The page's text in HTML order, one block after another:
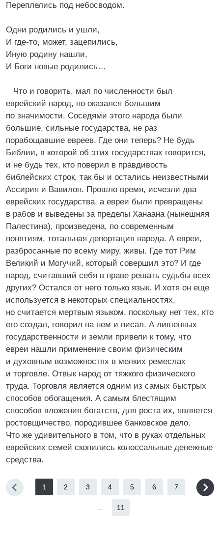
Переплелись под небосводом.
Одни родились и ушли,
И где-то, может, зацепились,
Иную родину нашли,
И Боги новые родились…
Что и говорить, мал по численности был
еврейский народ, но оказался большим
по значимости. Соседями этого народа были
большие, сильные государства, не раз
порабощавшие евреев. Где они теперь? Не будь
Библии, в которой об этих государствах говорится,
и не будь тех, кто поверил в правдивость
библейских строк, так бы и остались неизвестными
Ассирия и Вавилон. Прошло время, исчезли два
еврейских государства, а евреи были превращены
в рабов и выведены за пределы Ханаана (нынешняя
Палестина), произведена, по современным
понятиям, тотальная депортация народа. А евреи,
разбросанные по всему миру, живы. Где тот Рим
Великий и Могучий, который совершил это? И где
народ, считавший себя в праве решать судьбы всех
других? Остался от него только язык. И хотя он еще
используется в некоторых специальностях,
но считается мертвым языком, поскольку нет тех, кто
его создал, говорил на нем и писал. А лишенных
государственности и земли привели к тому, что
евреи нашли применение своим физическим
и духовным возможностях в мелких ремеслах
и торговле. Отвык народ от тяжкого физического
труда. Торговля является одним из самых быстрых
способов обогащения. А самым блестящим
способов вложения богатств, для роста их, является
ростовщичество, породившее банковское дело.
Что же удивительного в том, что в руках отдельных
еврейских семей скопились колоссальные денежные
средства.
1 2 3 4 5 6 7
11